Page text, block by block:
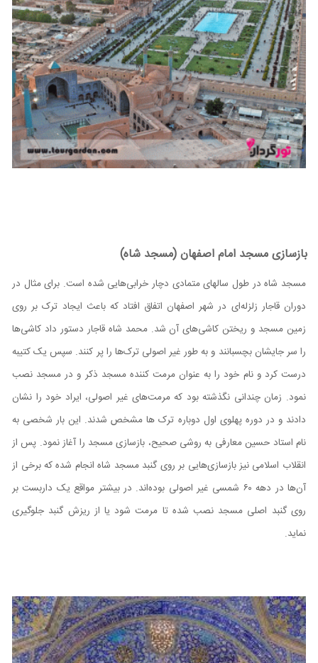
بازسازی مسجد امام اصفهان (مسجد شاه)
مسجد شاه در طول سالهای متمادی دچار خرابی‌هایی شده است. برای مثال در
دوران قاجار زلزله‌ای در شهر اصفهان اتفاق افتاد که باعث ایجاد ترک بر روی
زمین مسجد و ریختن کاشی‌های آن شد. محمد شاه قاجار دستور داد کاشی‌ها
را سر جایشان بچسبانند و به طور غیر اصولی ترک‌ها را پر کنند. سپس یک کتیبه
درست کرد و نام خود را به عنوان مرمت کننده مسجد ذکر و در مسجد نصب
نمود. زمان چندانی نگذشته بود که مرمت‌های غیر اصولی، ایراد خود را نشان
دادند و در دوره پهلوی اول دوباره ترک ها مشخص شدند. این بار شخصی به
نام استاد حسین معارفی به روشی صحیح، بازسازی مسجد را آغاز نمود. پس از
انقلاب اسلامی نیز بازسازی‌هایی بر روی گنبد مسجد شاه انجام شده که برخی از
آن‌ها در دهه ۶۰ شمسی غیر اصولی بوده‌اند. در بیشتر مواقع یک داربست بر
روی گنبد اصلی مسجد نصب شده تا مرمت شود یا از ریزش گنبد جلوگیری
نماید.